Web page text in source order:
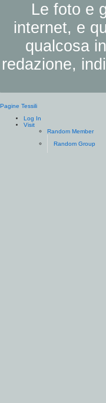
Le foto e
internet, e
qualcosa
redazione,
Pagine Tessili
Log In
Visit
Random Member
Random Group